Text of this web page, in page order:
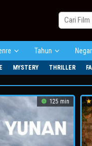
Tahun
MYSTERY THRILLER
125 min